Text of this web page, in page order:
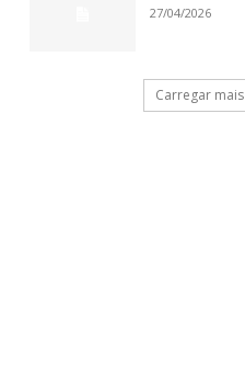
27/04/2026
Carregar mais